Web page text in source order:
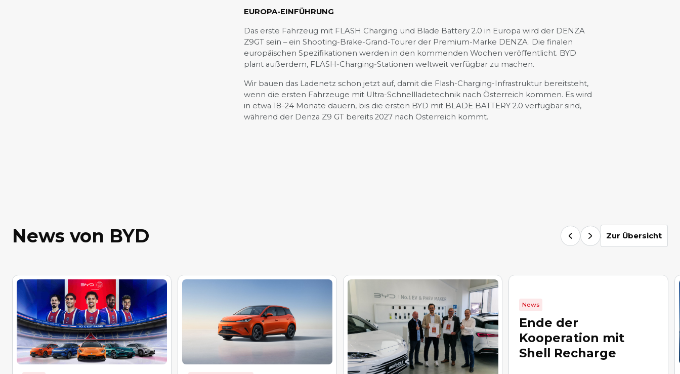
EUROPA-EINFÜHRUNG
Das erste Fahrzeug mit FLASH Charging und Blade Battery 2.0 in Europa wird der DENZA
Z9GT sein – ein Shooting‑Brake‑Grand‑Tourer der Premium‑Marke DENZA. Die finalen
europäischen Spezifikationen werden in den kommenden Wochen veröffentlicht. BYD
plant außerdem, FLASH‑Charging‑Stationen weltweit verfügbar zu machen.
Wir bauen das Ladenetz schon jetzt auf, damit die Flash-Charging-Infrastruktur bereitsteht,
wenn die ersten Fahrzeuge mit Ultra-Schnellladetechnik nach Österreich kommen. Es wird
in etwa 18–24 Monate dauern, bis die ersten BYD mit BLADE BATTERY 2.0 verfügbar sind,
während der Denza Z9 GT bereits 2027 nach Österreich kommt.
News von BYD Zur Übersicht
News
Ende der
Kooperation mit
Shell Recharge